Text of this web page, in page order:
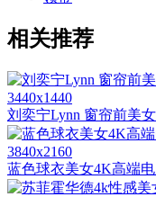
相关推荐
3440x1440
刘奕宁Lynn 窗帘前美
3840x2160
蓝色球衣美女4K高端